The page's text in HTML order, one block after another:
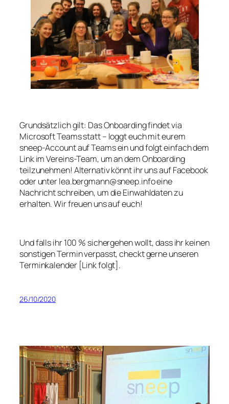
Grundsätzlich gilt: Das Onboarding findet via
Microsoft Teams statt – loggt euch mit eurem
sneep-Account auf Teams ein und folgt einfach dem
Link im Vereins-Team, um an dem Onboarding
teilzunehmen! Alternativ könnt ihr uns auf Facebook
oder unter lea.bergmann@sneep.info eine
Nachricht schreiben, um die Einwahldaten zu
erhalten. Wir freuen uns auf euch!
Und falls ihr 100 % sichergehen wollt, dass ihr keinen
sonstigen Termin verpasst, checkt gerne unseren
Terminkalender [Link folgt].
26/10/2020